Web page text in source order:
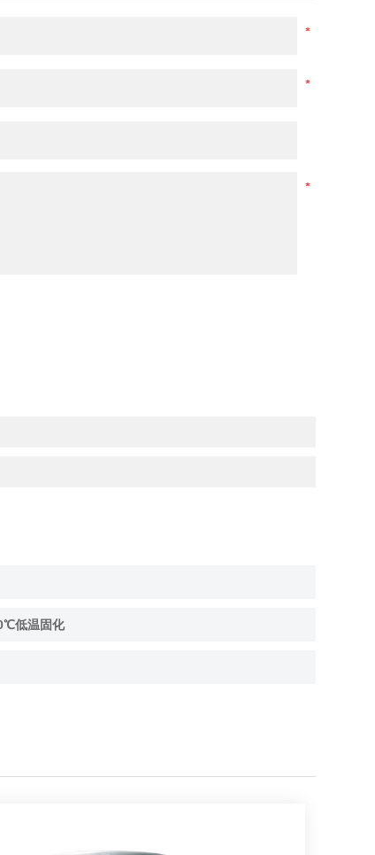
低温固化